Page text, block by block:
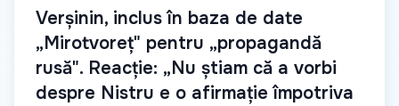
Verșinin, inclus în baza de date
„Mirotvoreț" pentru „propagandă
rusă". Reacție: „Nu știam că a vorbi
despre Nistru e o afirmație împotriva